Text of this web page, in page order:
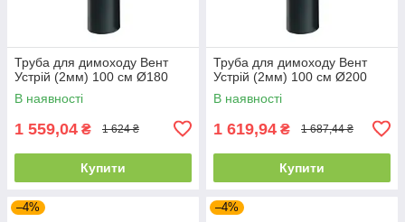
Труба для димоходу Вент
Устрій (2мм) 100 см Ø180
В наявності
1 559,04 ₴ 1 624 ₴
Купити
Труба для димоходу Вент
Устрій (2мм) 100 см Ø200
В наявності
1 619,94 ₴ 1 687,44 ₴
Купити
–4% –4%